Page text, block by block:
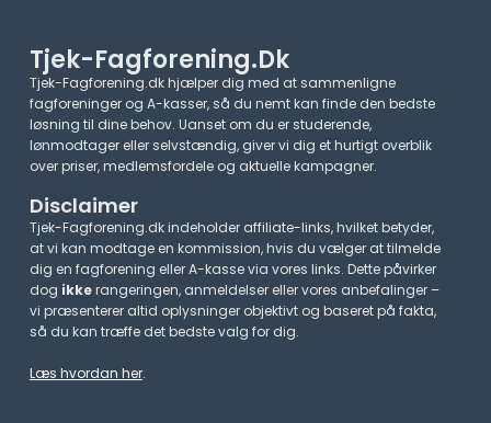
Tjek-Fagforening.dk
Tjek-Fagforening.dk hjælper dig med at sammenligne
fagforeninger og A-kasser, så du nemt kan finde den bedste
løsning til dine behov. Uanset om du er studerende,
lønmodtager eller selvstændig, giver vi dig et hurtigt overblik
over priser, medlemsfordele og aktuelle kampagner.​
Disclaimer
Tjek-Fagforening.dk indeholder affiliate-links, hvilket betyder,
at vi kan modtage en kommission, hvis du vælger at tilmelde
dig en fagforening eller A-kasse via vores links. Dette påvirker
dog ikkerangeringen, anmeldelser eller vores anbefalinger –
vi præsenterer altid oplysninger objektivt og baseret på fakta,
så du kan træffe det bedste valg for dig.
Læs hvordan her.